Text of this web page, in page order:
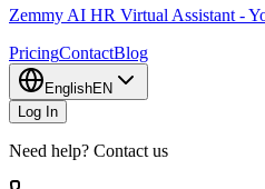
Zemmy AI HR Virtual Assistant -
PricingContactBlog
EnglishEN
Log In
Need help? Contact us